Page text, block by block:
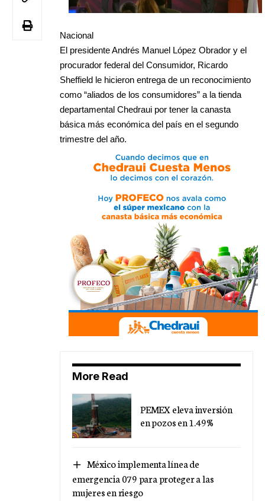
Nacional
El presidente Andrés Manuel López Obrador y el
procurador federal del Consumidor, Ricardo
Sheffield le hicieron entrega de un reconocimiento
como “aliados de los consumidores” a la tienda
departamental Chedraui por tener la canasta
básica más económica del país en el segundo
trimestre del año.
More Read
PEMEX eleva inversión
en pozos en 1.49%
México implementa línea de
emergencia 079 para proteger a las
mujeres en riesgo